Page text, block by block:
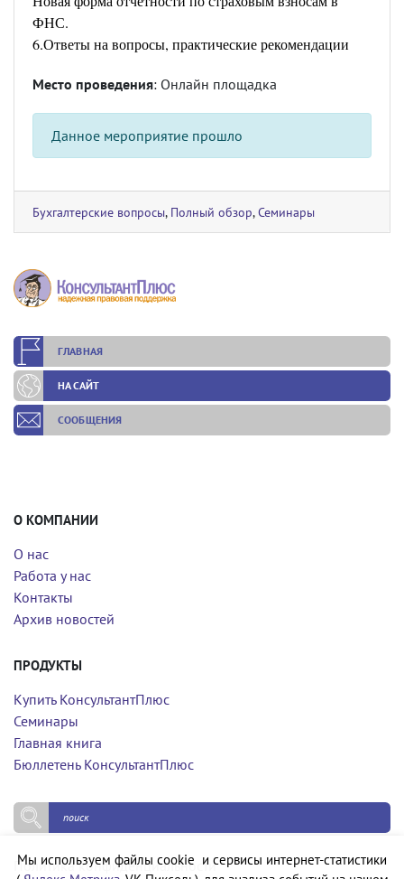
ФНС.
6.Ответы на вопросы, практические рекомендации
Место проведения: Онлайн площадка
Данное мероприятие прошло
Бухгалтерские вопросы, Полный обзор,Семинары
ГЛАВНАЯ
НА САЙТ
СООБЩЕНИЯ
О КОМПАНИИ
О нас
Работа у нас
Контакты
Архив новостей
ПРОДУКТЫ
Купить КонсультантПлюс
Семинары
Главная книга
Бюллетень КонсультантПлюс
Политика конфиденциальности
Мы используем файлы cookie и сервисы интернет-статистики